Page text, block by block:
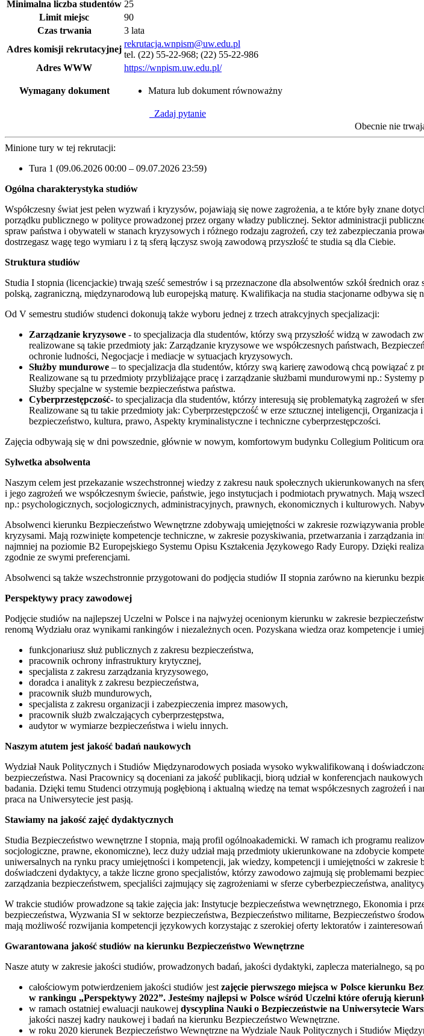
Minimalna liczba studentów 25
Limit miejsc
90
Czas trwania
3 lata
Adres komisji rekrutacyjnej
rekrutacja.wnpism@uw.edu.pl
tel. (22) 55-22-968; (22) 55-22-986
Adres WWW
https://wnpism.uw.edu.pl/
Wymagany dokument Matura lub dokument równoważny
Zadaj pytanie
Obecnie nie
Minione tury w tej rekrutacji:
Tura 1 (09.06.2026 00:00 – 09.07.2026 23:59)
Ogólna charakterystyka studiów
Współczesny świat jest pełen wyzwań i kryzysów, pojawiają się nowe zagrożenia, a te które były znane
porządku publicznego w polityce prowadzonej przez organy władzy publicznej. Sektor administracji
spraw państwa i obywateli w stanach kryzysowych i różnego rodzaju zagrożeń, czy też zabezpieczania
dostrzegasz wagę tego wymiaru i z tą sferą łączysz swoją zawodową przyszłość te studia są dla Ciebie.
Struktura studiów
Studia I stopnia (licencjackie) trwają sześć semestrów i są przeznaczone dla absolwentów szkół średnich
polską, zagraniczną, międzynarodową lub europejską maturę. Kwalifikacja na studia stacjonarne odbywa się
Od V semestru studiów studenci dokonują także wyboru jednej z trzech atrakcyjnych specjalizacji:
Zarządzanie kryzysowe - to specjalizacja dla studentów, którzy swą przyszłość widzą w zawodach
realizowane są takie przedmioty jak: Zarządzanie kryzysowe we współczesnych państwach,
ochronie ludności, Negocjacje i mediacje w sytuacjach kryzysowych.
Służby mundurowe – to specjalizacja dla studentów, którzy swą karierę zawodową chcą powiązać z
Realizowane są tu przedmioty przybliżające pracę i zarządzanie służbami mundurowymi np.:
Służby specjalne w systemie bezpieczeństwa państwa.
Cyberprzestępczość- to specjalizacja dla studentów, którzy interesują się problematyką zagrożeń w
Realizowane są tu takie przedmioty jak: Cyberprzestępczość w erze sztucznej inteligencji,
bezpieczeństwo, kultura, prawo, Aspekty kryminalistyczne i techniczne cyberprzestępczości.
Zajęcia odbywają się w dni powszednie, głównie w nowym, komfortowym budynku Collegium Politicum
Sylwetka absolwenta
Naszym celem jest przekazanie wszechstronnej wiedzy z zakresu nauk społecznych ukierunkowanych na
i jego zagrożeń we współczesnym świecie, państwie, jego instytucjach i podmiotach prywatnych. Mają
np.: psychologicznych, socjologicznych, administracyjnych, prawnych, ekonomicznych i kulturowych.
Absolwenci kierunku Bezpieczeństwo Wewnętrzne zdobywają umiejętności w zakresie rozwiązywania
kryzysami. Mają rozwinięte kompetencje techniczne, w zakresie pozyskiwania, przetwarzania i
najmniej na poziomie B2 Europejskiego Systemu Opisu Kształcenia Językowego Rady Europy. Dzięki
zgodnie ze swymi preferencjami.
Absolwenci są także wszechstronnie przygotowani do podjęcia studiów II stopnia zarówno na kierunku
Perspektywy pracy zawodowej
Podjęcie studiów na najlepszej Uczelni w Polsce i na najwyżej ocenionym kierunku w zakresie
renomą Wydziału oraz wynikami rankingów i niezależnych ocen. Pozyskana wiedza oraz kompetencje i
funkcjonariusz służ publicznych z zakresu bezpieczeństwa,
pracownik ochrony infrastruktury krytycznej,
specjalista z zakresu zarządzania kryzysowego,
doradca i analityk z zakresu bezpieczeństwa,
pracownik służb mundurowych,
specjalista z zakresu organizacji i zabezpieczenia imprez masowych,
pracownik służb zwalczających cyberprzestępstwa,
audytor w wymiarze bezpieczeństwa i wielu innych.
Naszym atutem jest jakość badań naukowych
Wydział Nauk Politycznych i Studiów Międzynarodowych posiada wysoko wykwalifikowaną i
bezpieczeństwa. Nasi Pracownicy są doceniani za jakość publikacji, biorą udział w konferencjach
badania. Dzięki temu Studenci otrzymują pogłębioną i aktualną wiedzę na temat współczesnych zagrożeń i
praca na Uniwersytecie jest pasją.
Stawiamy na jakość zajęć dydaktycznych
Studia Bezpieczeństwo wewnętrzne I stopnia, mają profil ogólnoakademicki. W ramach ich programu
socjologiczne, prawne, ekonomiczne), lecz duży udział mają przedmioty ukierunkowane na zdobycie
uniwersalnych na rynku pracy umiejętności i kompetencji, jak wiedzy, kompetencji i umiejętności w
doświadczeni dydaktycy, a także liczne grono specjalistów, którzy zawodowo zajmują się problemami
zarządzania bezpieczeństwem, specjaliści zajmujący się zagrożeniami w sferze cyberbezpieczeństwa,
W trakcie studiów prowadzone są takie zajęcia jak: Instytucje bezpieczeństwa wewnętrznego, Ekonomia i
bezpieczeństwa, Wyzwania SI w sektorze bezpieczeństwa, Bezpieczeństwo militarne, Bezpieczeństwo
mają możliwość rozwijania kompetencji językowych korzystając z szerokiej oferty lektoratów i
Gwarantowana jakość studiów na kierunku Bezpieczeństwo Wewnętrzne
Nasze atuty w zakresie jakości studiów, prowadzonych badań, jakości dydaktyki, zaplecza materialnego,
całościowym potwierdzeniem jakości studiów jest zajęcie pierwszego miejsca w Polsce kierunku
w rankingu „Perspektywy 2022”. Jesteśmy najlepsi w Polsce wśród Uczelni które oferują
w ramach ostatniej ewaluacji naukowej dyscyplina Nauki o Bezpieczeństwie na Uniwersytecie
jakości naszej kadry naukowej i badań na kierunku Bezpieczeństwo Wewnętrzne.
w roku 2020 kierunek Bezpieczeństwo Wewnętrzne na Wydziale Nauk Politycznych i Studiów